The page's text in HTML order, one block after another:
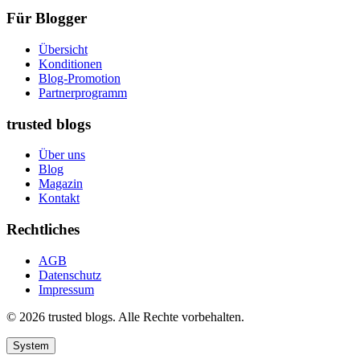
Für Blogger
Übersicht
Konditionen
Blog-Promotion
Partnerprogramm
trusted blogs
Über uns
Blog
Magazin
Kontakt
Rechtliches
AGB
Datenschutz
Impressum
© 2026 trusted blogs. Alle Rechte vorbehalten.
System